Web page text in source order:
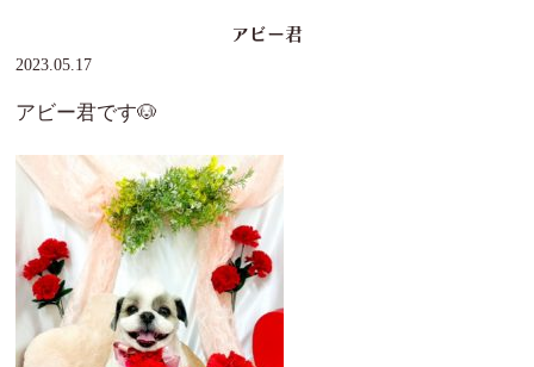
アビー君
2023.05.17
アビー君です🐶